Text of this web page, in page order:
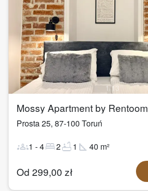
1 /13
Mossy Apartment by Rentoom
Prosta 25, 87-100 Toruń
groups1 -4bed2bathtub1 square_foot 40 m²
Od 299,00 zł